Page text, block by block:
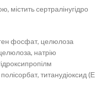
містить сертралінугідро
фосфат, целюлоза
натрію
титанудіоксид (Е